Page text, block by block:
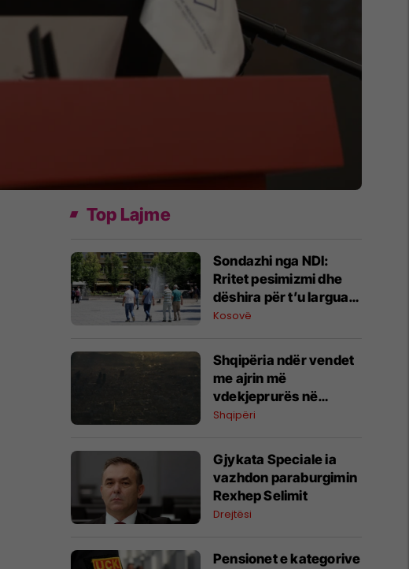
Top Lajme
Sondazhi nga NDI:
Rritet pesimizmi dhe
dëshira për t’u larguar
nga Kosova – çmimet
shqetësimet kryesore
Kosovë
Shqipëria ndër vendet
me ajrin më
vdekjeprurës në
Evropë
Shqipëri
Gjykata Speciale ia
vazhdon paraburgimin
Rexhep Selimit
Drejtësi
Pensionet e kategorive